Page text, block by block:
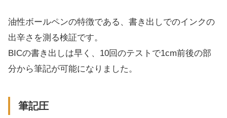
油性ボールペンの特徴である、書き出しでのインクの
出辛さを測る検証です。
BICの書き出しは早く、10回のテストで1cm前後の部
分から筆記が可能になりました。
筆記圧